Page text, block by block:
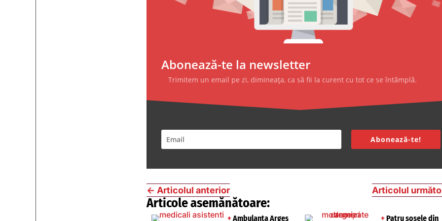
Abonează-te la newsletter
Trimitem un email pe zi, dimineața, ca să fii la curent cu tot ce se întâmplă.
Abonează-te!
← Articolul anterior Articolul
Articole asemănătoare:
+ Ambulanța Argeș + Patru șosele din